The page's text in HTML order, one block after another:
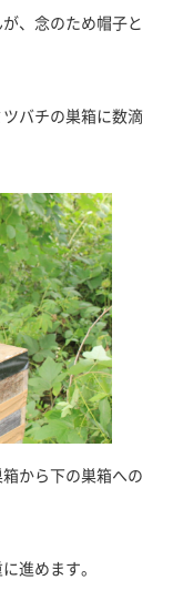
、念のため帽子と
バチの巣箱に数滴
から下の巣箱への
進めます。